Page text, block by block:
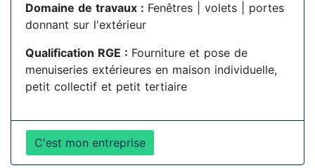
Domaine de travaux : Fenêtres | volets | portes
donnant sur l'extérieur
Qualification RGE : Fourniture et pose de
menuiseries extérieures en maison individuelle,
petit collectif et petit tertiaire
C'est mon entreprise